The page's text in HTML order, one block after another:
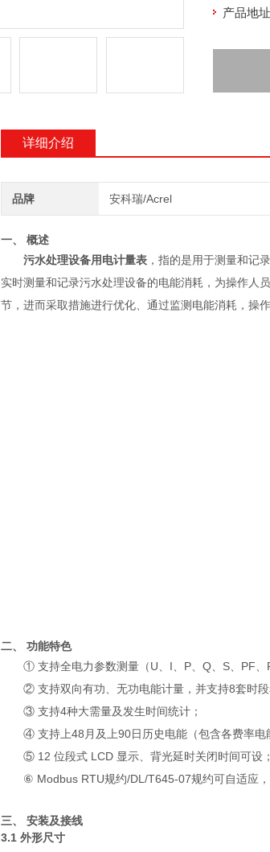
产品地址
详细介绍
品牌 安科瑞/Acrel
一、 概述
污水处理设备用电计量表 ，指的是用于测量和记
实时测量和记录污水处理设备的电能消耗，为操作人
节，进而采取措施进行优化、通过监测电能消耗，操
二、 功能特色
① 支持全电力参数测量（U、I、P、Q、S、PF、
② 支持双向有功、无功电能计量，并支持8套时
③ 支持4种大需量及发生时间统计；
④ 支持上48月及上90日历史电能（包含各费率电
⑤ 12 位段式 LCD 显示、背光延时关闭时间可设
⑥ Modbus RTU规约/DL/T645-07规约可自适应
三、 安装及接线
3.1 外形尺寸